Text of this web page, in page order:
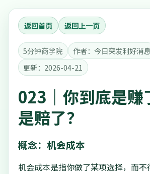
返回首页 返回上一页
5分钟商学院
作者：今日突发利好消息
更新：2026-04-21
023｜你到底是赚
是赔了？
概念：机会成本
机会成本是指你做了某项选择，而